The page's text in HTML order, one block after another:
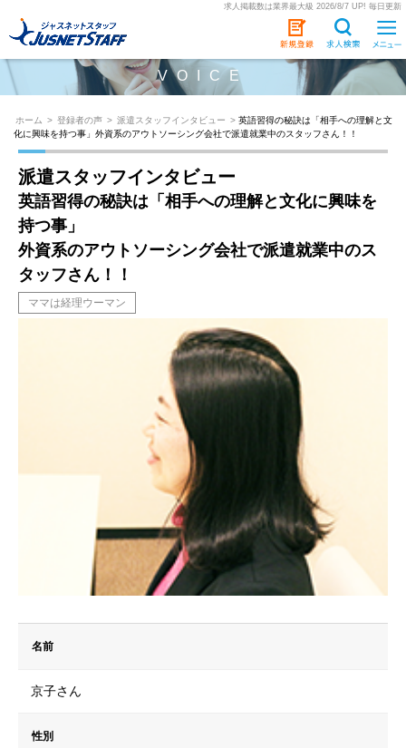
求人掲載数は業界最大級 2026/8/7 UP! 毎日更新
VOICE
ホーム > 登録者の声 > 派遣スタッフインタビュー > 英語習得の秘訣は「相手への理解と文
化に興味を持つ事」外資系のアウトソーシング会社で派遣就業中のスタッフさん！！
派遣スタッフインタビュー
英語習得の秘訣は「相手への理解と文化に興味を
持つ事」
外資系のアウトソーシング会社で派遣就業中のス
タッフさん！！
ママは経理ウーマン
名前
京子さん
性別